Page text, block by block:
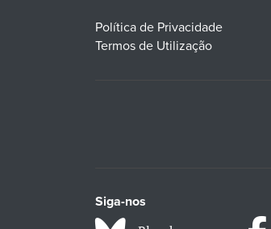
Política de Privacidade
Termos de Utilização
Siga-nos